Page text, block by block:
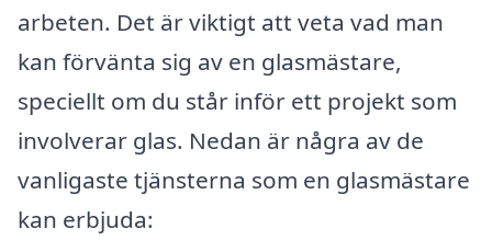
arbeten. Det är viktigt att veta vad man
kan förvänta sig av en glasmästare,
speciellt om du står inför ett projekt som
involverar glas. Nedan är några av de
vanligaste tjänsterna som en glasmästare
kan erbjuda: